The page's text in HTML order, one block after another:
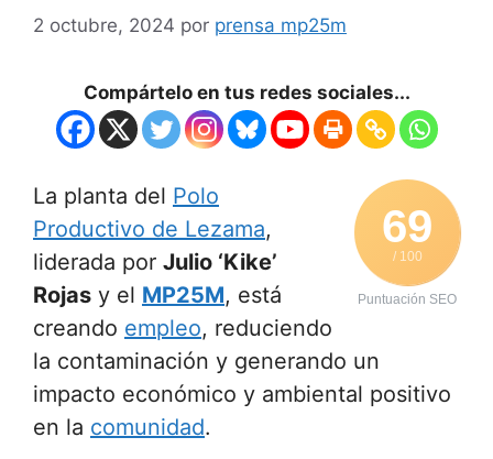
2 octubre, 2024 por prensa mp25m
Compártelo en tus redes sociales...
69
/ 100
Puntuación SEO
La planta del Polo
Productivo de Lezama,
liderada por Julio ‘Kike’
Rojas y el MP25M, está
creando empleo, reduciendo
la contaminación y generando un
impacto económico y ambiental positivo
en la comunidad.